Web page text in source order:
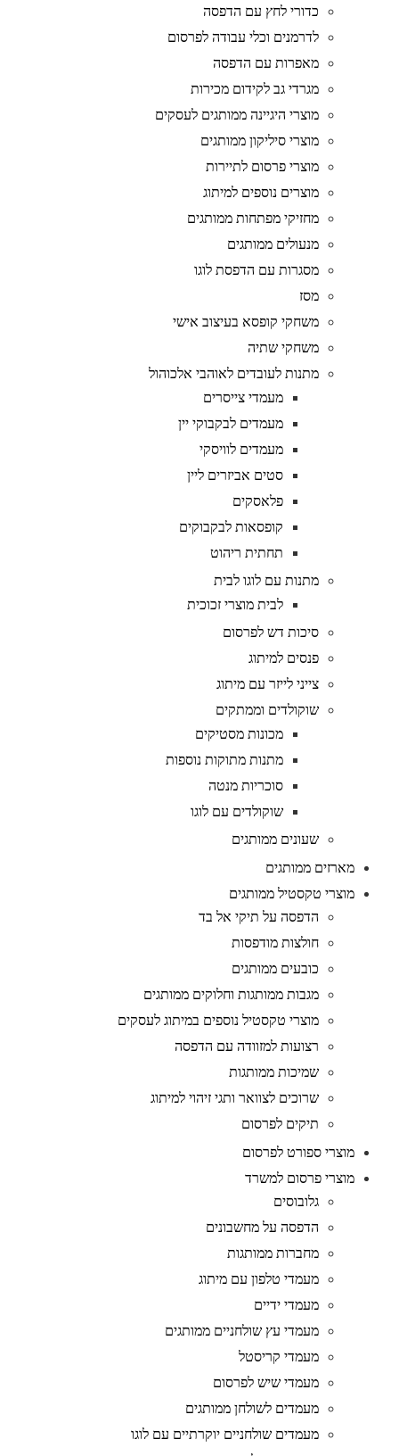
כדורי לחץ עם הדפסה
לדרמנים וכלי עבודה לפרסום
מאפרות עם הדפסה
מגרדי גב לקידום מכירות
מוצרי היגיינה ממותגים לעסקים
מוצרי סיליקון ממותגים
מוצרי פרסום לתיירות
מוצרים נוספים למיתוג
מחזיקי מפתחות ממותגים
מנעולים ממותגים
מסגרות עם הדפסת לוגו
מסז
משחקי קופסא בעיצוב אישי
משחקי שתיה
מתנות לעובדים לאוהבי אלכוהול
מעמדי צייסרים
מעמדים לבקבוקי יין
מעמדים לוויסקי
סטים אביזרים ליין
פלאסקים
קופסאות לבקבוקים
תחתית ריהוט
מתנות עם לוגו לבית
לבית מוצרי זכוכית
סיכות דש לפרסום
פנסים למיתוג
צייני לייזר עם מיתוג
שוקולדים וממתקים
מכונות מסטיקים
מתנות מתוקות נוספות
סוכריות מנטה
שוקולדים עם לוגו
שעונים ממותגים
מארזים ממותגים
מוצרי טקסטיל ממותגים
הדפסה על תיקי אל בד
חולצות מודפסות
כובעים ממותגים
מגבות ממותגות וחלוקים ממותגים
מוצרי טקסטיל נוספים במיתוג לעסקים
רצועות למזוודה עם הדפסה
שמיכות ממותגות
שרוכים לצוואר ותגי זיהוי למיתוג
תיקים לפרסום
מוצרי ספורט לפרסום
מוצרי פרסום למשרד
גלובוסים
הדפסה על מחשבונים
מחברות ממותגות
מעמדי טלפון עם מיתוג
מעמדי ידיים
מעמדי עץ שולחניים ממותגים
מעמדי קריסטל
מעמדי שיש לפרסום
מעמדים לשולחן ממותגים
מעמדים שולחניים יוקרתיים עם לוגו